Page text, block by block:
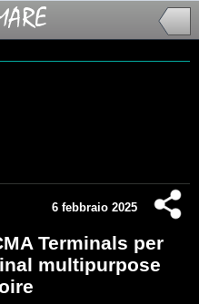
6 febbraio 2025
Terminals per
multipurpose